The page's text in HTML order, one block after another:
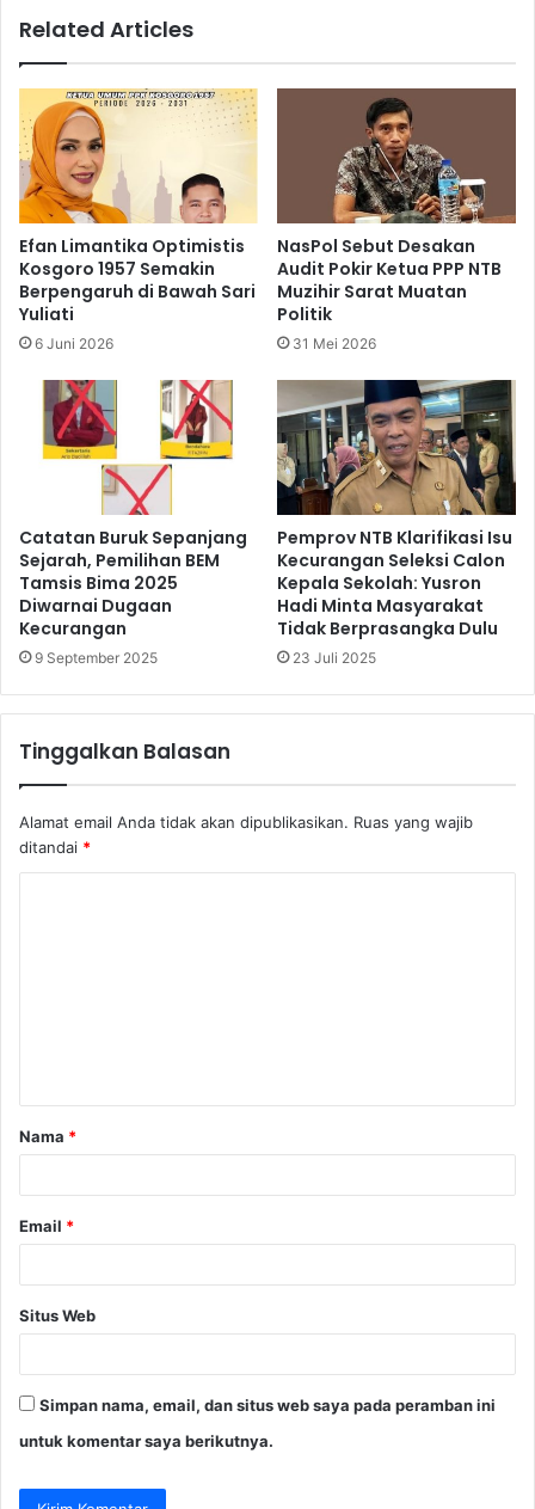
Related Articles
Efan Limantika Optimistis
Kosgoro 1957 Semakin
Berpengaruh di Bawah Sari
Yuliati
6 Juni 2026
NasPol Sebut Desakan
Audit Pokir Ketua PPP NTB
Muzihir Sarat Muatan
Politik
31 Mei 2026
Catatan Buruk Sepanjang
Sejarah, Pemilihan BEM
Tamsis Bima 2025
Diwarnai Dugaan
Kecurangan
9 September 2025
Pemprov NTB Klarifikasi Isu
Kecurangan Seleksi Calon
Kepala Sekolah: Yusron
Hadi Minta Masyarakat
Tidak Berprasangka Dulu
23 Juli 2025
Tinggalkan Balasan
Alamat email Anda tidak akan dipublikasikan. Ruas yang wajib
ditandai *
a
r
Nama *
Email *
Situs Web
Simpan nama, email, dan situs web saya pada peramban ini
untuk komentar saya berikutnya.